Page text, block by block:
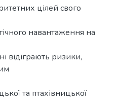
цілей свого
навантаження на
відіграють ризики,
та птахівницької